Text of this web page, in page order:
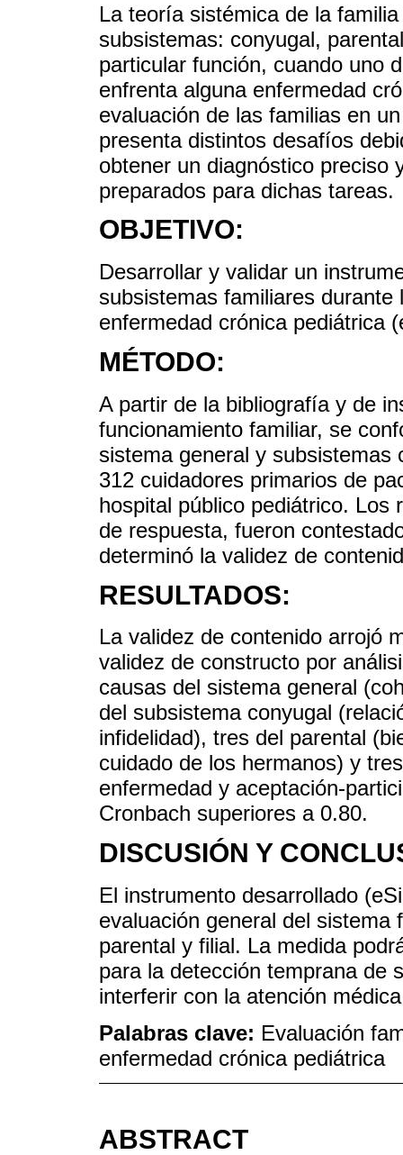
La teoría sistémica de la
subsistemas: conyugal,
particular función, cuando uno
enfrenta alguna enfermedad
evaluación de las familias en
presenta distintos desafíos
obtener un diagnóstico preciso
preparados para dichas tareas.
OBJETIVO:
Desarrollar y validar un
subsistemas familiares
enfermedad crónica pediátrica
MÉTODO:
A partir de la bibliografía y de
funcionamiento familiar, se
sistema general y subsistemas
312 cuidadores primarios de
hospital público pediátrico. Los
de respuesta, fueron
determinó la validez de
RESULTADOS:
La validez de contenido arrojó
validez de constructo por
causas del sistema general
del subsistema conyugal
infidelidad), tres del parental
cuidado de los hermanos) y
enfermedad y aceptación-
Cronbach superiores a 0.80.
DISCUSIÓN Y
El instrumento desarrollado
evaluación general del
parental y filial. La medida
para la detección temprana de
interferir con la atención
Palabras clave: Evaluación
enfermedad crónica pediátrica
ABSTRACT